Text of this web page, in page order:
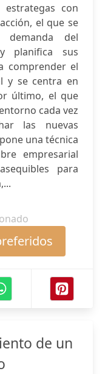
con
el que se
del
planifica sus
comprender el
y se centra en
último, el que
cada vez
las nuevas
una técnica
empresarial
para
de un